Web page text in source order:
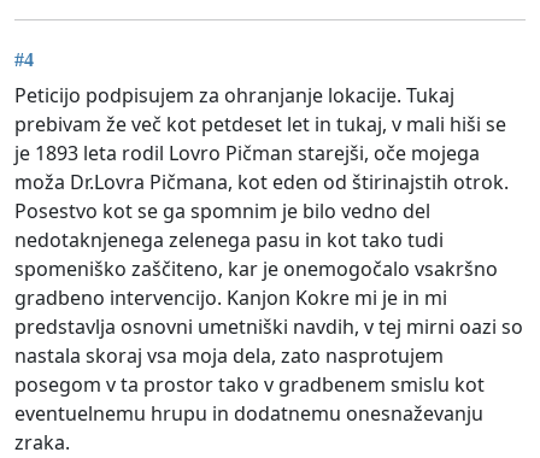
#4
Peticijo podpisujem za ohranjanje lokacije. Tukaj
prebivam že več kot petdeset let in tukaj, v mali hiši se
je 1893 leta rodil Lovro Pičman starejši, oče mojega
moža Dr.Lovra Pičmana, kot eden od štirinajstih otrok.
Posestvo kot se ga spomnim je bilo vedno del
nedotaknjenega zelenega pasu in kot tako tudi
spomeniško zaščiteno, kar je onemogočalo vsakršno
gradbeno intervencijo. Kanjon Kokre mi je in mi
predstavlja osnovni umetniški navdih, v tej mirni oazi so
nastala skoraj vsa moja dela, zato nasprotujem
posegom v ta prostor tako v gradbenem smislu kot
eventuelnemu hrupu in dodatnemu onesnaževanju
zraka.